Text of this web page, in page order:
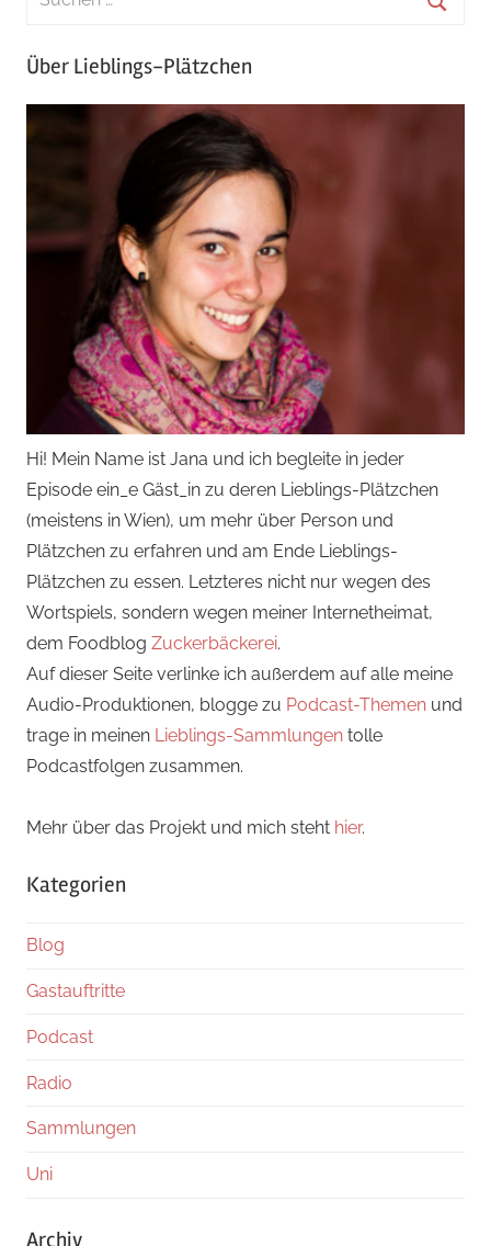
Über Lieblings-Plätzchen
Hi! Mein Name ist Jana und ich begleite in jeder
Episode ein_e Gäst_in zu deren Lieblings-Plätzchen
(meistens in Wien), um mehr über Person und
Plätzchen zu erfahren und am Ende Lieblings-
Plätzchen zu essen. Letzteres nicht nur wegen des
Wortspiels, sondern wegen meiner Internetheimat,
dem Foodblog Zuckerbäckerei.
Auf dieser Seite verlinke ich außerdem auf alle meine
Audio-Produktionen, blogge zu Podcast-Themen und
trage in meinen Lieblings-Sammlungen tolle
Podcastfolgen zusammen.
Mehr über das Projekt und mich steht hier.
Kategorien
Blog
Gastauftritte
Podcast
Radio
Sammlungen
Uni
Archiv